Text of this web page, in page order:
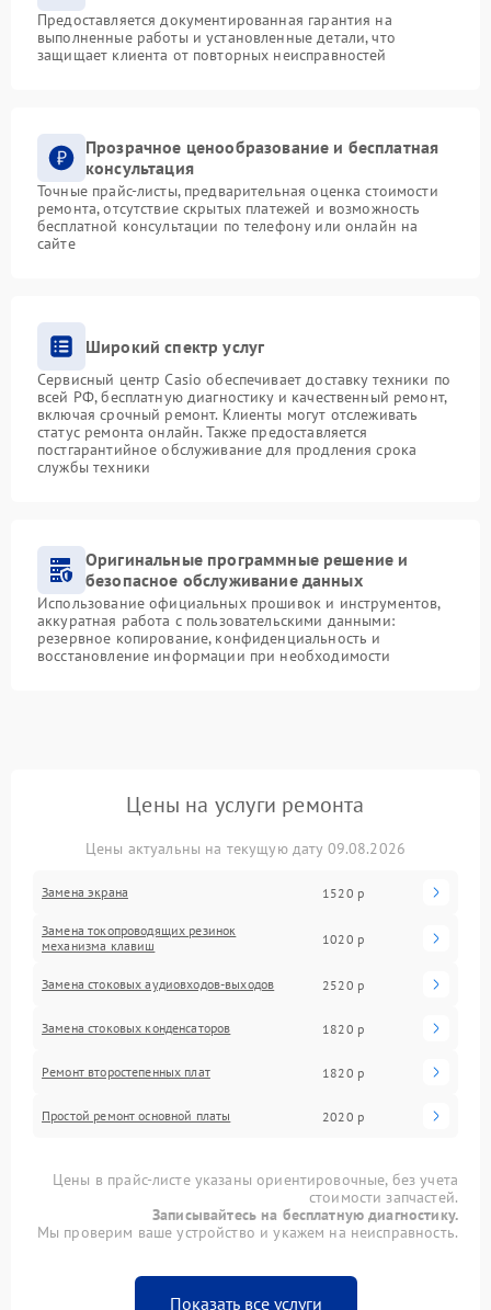
Предоставляется документированная гарантия на
выполненные работы и установленные детали, что
защищает клиента от повторных неисправностей
Прозрачное ценообразование и бесплатная
консультация
Точные прайс-листы, предварительная оценка стоимости
ремонта, отсутствие скрытых платежей и возможность
бесплатной консультации по телефону или онлайн на
сайте
Широкий спектр услуг
Сервисный центр Casio обеспечивает доставку техники по
всей РФ, бесплатную диагностику и качественный ремонт,
включая срочный ремонт. Клиенты могут отслеживать
статус ремонта онлайн. Также предоставляется
постгарантийное обслуживание для продления срока
службы техники
Оригинальные программные решение и
безопасное обслуживание данных
Использование официальных прошивок и инструментов,
аккуратная работа с пользовательскими данными:
резервное копирование, конфиденциальность и
восстановление информации при необходимости
Цены на услуги ремонта
Цены актуальны на текущую дату 09.08.2026
Замена экрана 1520 р
Замена токопроводящих резинок
механизма клавиш
1020 р
Замена стоковых аудиовходов-выходов 2520 р
Замена стоковых конденсаторов 1820 р
Ремонт второстепенных плат 1820 р
Простой ремонт основной платы 2020 р
Цены в прайс-листе указаны ориентировочные, без учета
стоимости запчастей.
Записывайтесь на бесплатную диагностику.
Мы проверим ваше устройство и укажем на неисправность.
Показать все услуги